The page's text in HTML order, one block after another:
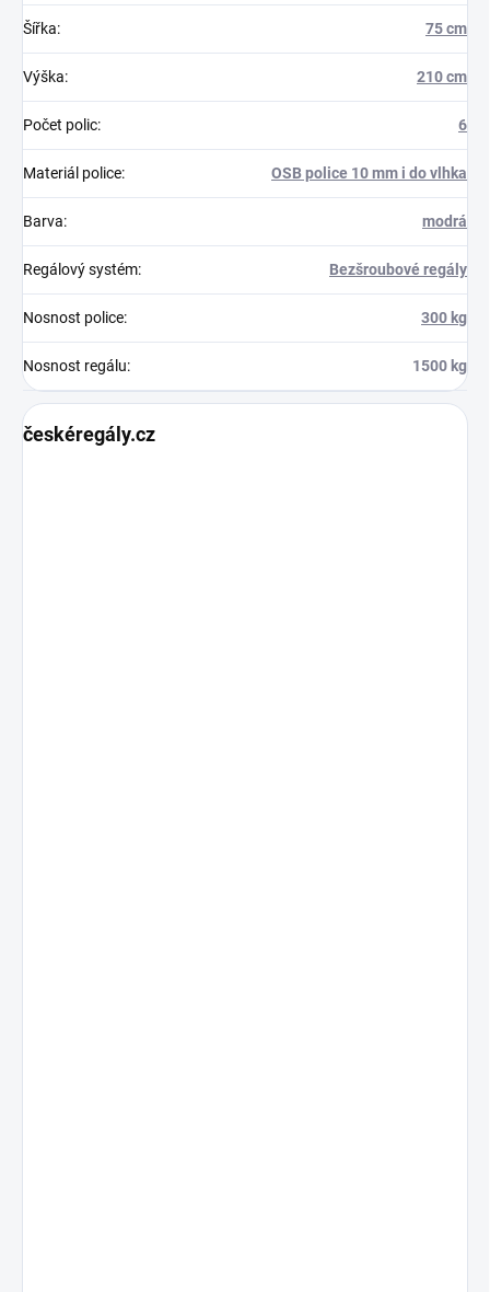
Šířka: 75 cm
Výška: 210 cm
Počet polic: 6
Materiál police: OSB police 10 mm i do vlhka
Barva: modrá
Regálový systém: Bezšroubové regály
Nosnost police: 300 kg
Nosnost regálu: 1500 kg
českéregály.cz